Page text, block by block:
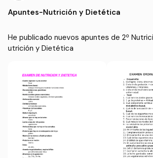
Apuntes-Nutrición y Dietética
He publicado nuevos apuntes de 2º